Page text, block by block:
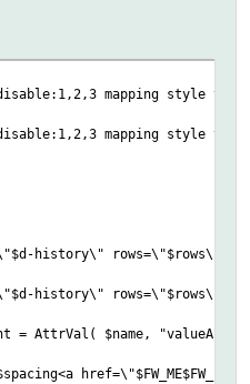
mapping style
mapping style
history\"
history\"
AttrVal( $name,